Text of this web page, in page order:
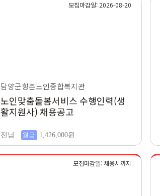
모집마감일: 2026-08-20
담양군향촌노인종합복지관
노인맞춤돌봄서비스 수행인력(생
활지원사) 채용공고
전남 · 월급 1,426,000원
모집마감일: 채용시까지